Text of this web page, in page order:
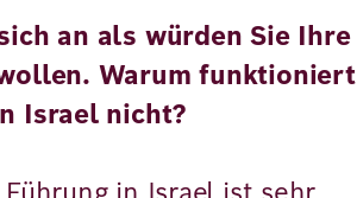
an als würden Sie
Warum
Israel nicht?